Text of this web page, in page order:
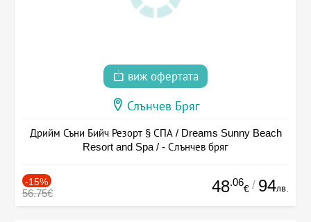
виж офертата
Слънчев Бряг
Дрийм Съни Бийч Резорт § СПА / Dreams Sunny Beach
Resort and Spa / - Слънчев бряг
-15%
56.75€ 48.06
€ / 94лв.